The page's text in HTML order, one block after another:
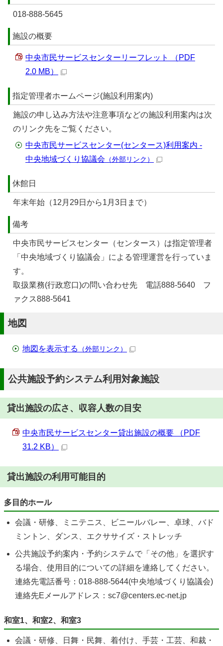
018-888-5645
施設の概要
中央市民サービスセンターリーフレット （PDF
2.0 MB）
指定管理者ホームページ(施設利用案内)
施設の申し込み方法や注意事項などの施設利用案内は次
のリンク先をご覧ください。
中央市民サービスセンター(センタース)利用案内 -
中央地域づくり協議会 （外部リンク）
休館日
年末年始（12月29日から1月3日まで）
備考
中央市民サービスセンター（センタース）は指定管理者
「中央地域づくり協議会」による管理運営を行っていま
す。
取扱業務(行政窓口)の問い合わせ先 電話888-5640 フ
ァクス888-5641
地図
地図を表示する （外部リンク）
公共施設予約システム利用対象施設
貸出施設の広さ、収容人数の目安
中央市民サービスセンター貸出施設の概要 （PDF
31.2 KB）
貸出施設の利用可能目的
多目的ホール
会議・研修、ミニテニス、ビニールバレー、卓球、バド
ミントン、ダンス、エクササイズ・ストレッチ
公共施設予約案内・予約システムで「その他」を選択す
る場合、使用目的についての詳細を連絡してください。
連絡先電話番号：018-888-5644(中央地域づくり協議会)
連絡先Eメールアドレス：sc7@centers.ec-net.jp
和室1、和室2、和室3
会議・研修、日舞・民舞、着付け、手芸・工芸、和裁・